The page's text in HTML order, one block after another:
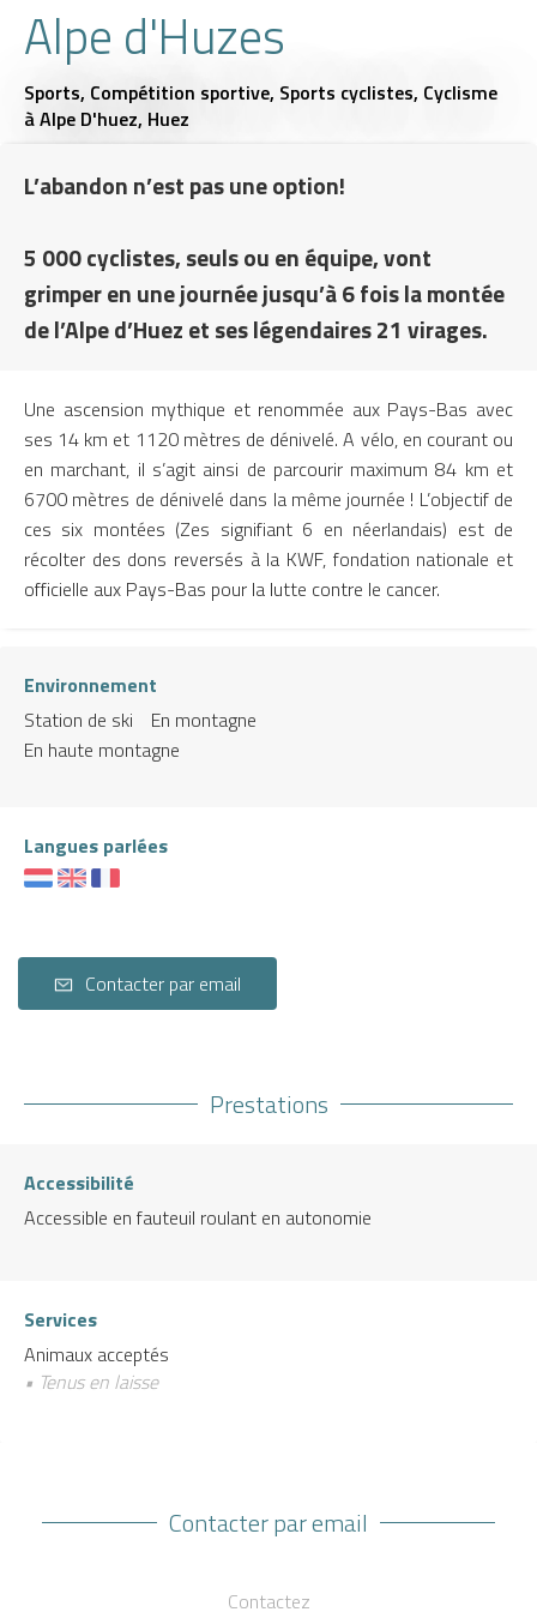
Alpe d'Huzes
Sports, Compétition sportive, Sports cyclistes, Cyclisme
à Alpe D'huez, Huez
L’abandon n’est pas une option!
5 000 cyclistes, seuls ou en équipe, vont
grimper en une journée jusqu’à 6 fois la montée
de l’Alpe d’Huez et ses légendaires 21 virages.
Une ascension mythique et renommée aux Pays-Bas avec
ses 14 km et 1120 mètres de dénivelé. A vélo, en courant ou
en marchant, il s’agit ainsi de parcourir maximum 84 km et
6700 mètres de dénivelé dans la même journée ! L’objectif de
ces six montées (Zes signifiant 6 en néerlandais) est de
récolter des dons reversés à la KWF, fondation nationale et
officielle aux Pays-Bas pour la lutte contre le cancer.
Environnement
Station de ski
En montagne
En haute montagne
Langues parlées
Contacter par email
Prestations
Accessibilité
Accessible en fauteuil roulant en autonomie
Services
Animaux acceptés
• Tenus en laisse
Contacter par email
Contactez